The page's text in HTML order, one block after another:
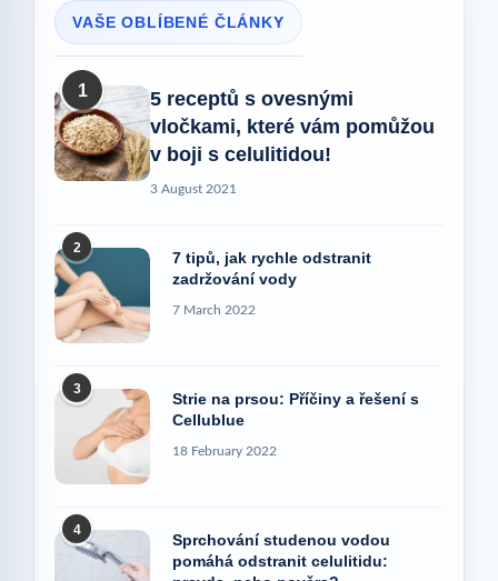
VAŠE OBLÍBENÉ ČLÁNKY
1
5 receptů s ovesnými
vločkami, které vám pomůžou
v boji s celulitidou!
3 August 2021
2
7 tipů, jak rychle odstranit
zadržování vody
7 March 2022
3
Strie na prsou: Příčiny a řešení s
Cellublue
18 February 2022
4
Sprchování studenou vodou
pomáhá odstranit celulitidu: